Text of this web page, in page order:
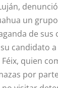
un
de sus
candidato
Féix, quien
por